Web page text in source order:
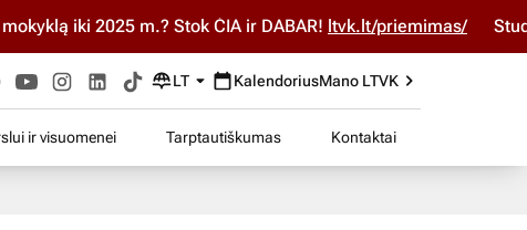
iki 2025 m.? Stok ČIA ir DABAR!ltvk.lt/priemimas/
LT KalendoriusMano LTVK
ir visuomenei Tarptautiškumas Kontaktai